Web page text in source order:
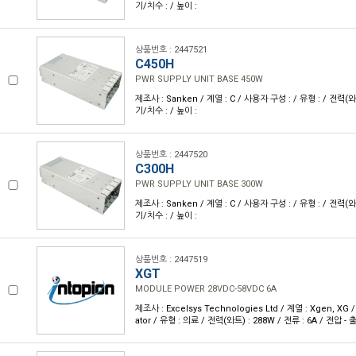
기/치수 : / 높이 :
상품번호 : 2447521
C450H
PWR SUPPLY UNIT BASE 450W
제조사 : Sanken / 계열 : C / 사용자 구성 : / 유형 : / 전력(
기/치수 : / 높이 :
상품번호 : 2447520
C300H
PWR SUPPLY UNIT BASE 300W
제조사 : Sanken / 계열 : C / 사용자 구성 : / 유형 : / 전력(
기/치수 : / 높이 :
상품번호 : 2447519
XGT
MODULE POWER 28VDC-58VDC 6A
제조사 : Excelsys Technologies Ltd / 계열 : Xgen, XG /
ator / 유형 : 의료 / 전력(와트) : 288W / 전류 : 6A / 전압 -